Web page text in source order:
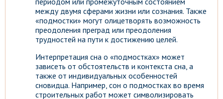
между двумя сферами жизни или сознания. Также
«подмостки» могут олицетворять возможность
преодоления преград или преодоления
трудностей на пути к достижению целей.
Интерпретация сна о «подмостках» может
зависеть от обстоятельств и контекста сна, а
также от индивидуальных особенностей
сновидца. Например, сон о подмостках во время
строительных работ может символизировать